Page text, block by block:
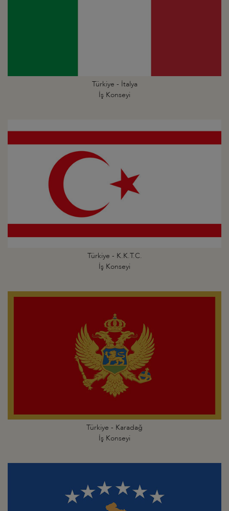
Türkiye - İtalya
İş Konseyi
Türkiye - K.K.T.C.
İş Konseyi
Türkiye - Karadağ
İş Konseyi